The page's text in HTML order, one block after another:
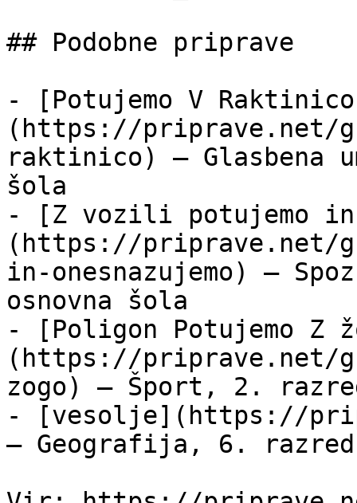
## Podobne priprave
- [Potujemo V
(https://priprave.net/
raktinico) — Glasbena
šola
- [Z vozili potujemo in
(https://priprave.net/
in-onesnazujemo) —
osnovna šola
- [Poligon Potujemo Z
(https://priprave.net/
zogo) — Šport, 2.
- [vesolje](https://
— Geografija, 6.